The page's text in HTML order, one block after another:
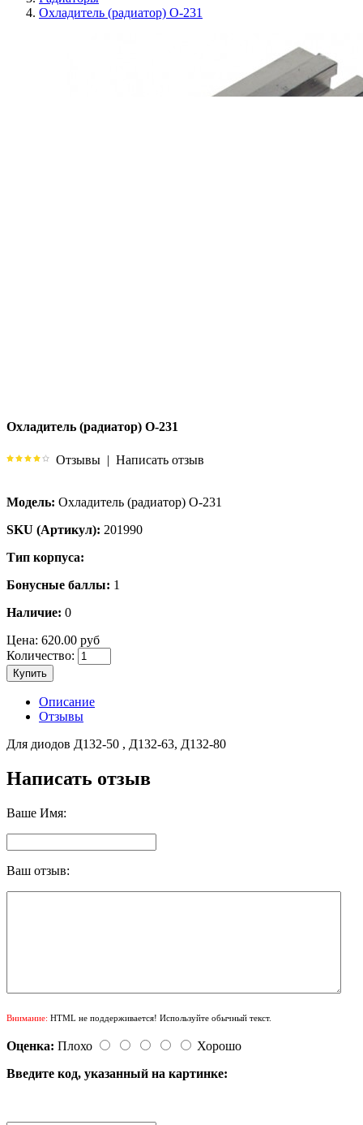
Охладитель (радиатор) О-231
Охладитель (радиатор) О-231
Отзывы | Написать отзыв
Модель: Охладитель (радиатор) О-231
SKU (Артикул): 201990
Тип корпуса:
Бонусные баллы: 1
Наличие: 0
Цена: 620.00 руб
Количество:
Купить
Описание
Отзывы
Для диодов Д132-50 , Д132-63, Д132-80
Написать отзыв
Ваше Имя:
Ваш отзыв:
Внимание: HTML не поддерживается! Используйте обычный текст.
Оценка: Плохо
Хорошо
Введите код, указанный на картинке: